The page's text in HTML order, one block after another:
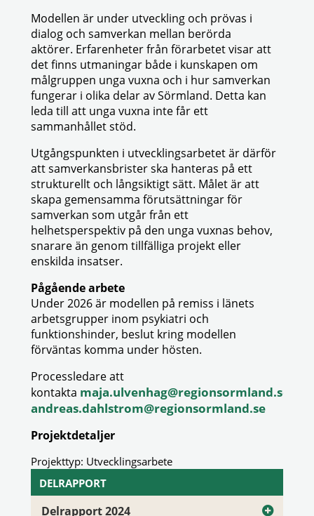
Modellen är under utveckling och prövas i
dialog och samverkan mellan berörda
aktörer. Erfarenheter från förarbetet visar att
det finns utmaningar både i kunskapen om
målgruppen unga vuxna och i hur samverkan
fungerar i olika delar av Sörmland. Detta kan
leda till att unga vuxna inte får ett
sammanhållet stöd.
Utgångspunkten i utvecklingsarbetet är därför
att samverkansbrister ska hanteras på ett
strukturellt och långsiktigt sätt. Målet är att
skapa gemensamma förutsättningar för
samverkan som utgår från ett
helhetsperspektiv på den unga vuxnas behov,
snarare än genom tillfälliga projekt eller
enskilda insatser.
Pågående arbete
Under 2026 är modellen på remiss i länets
arbetsgrupper inom psykiatri och
funktionshinder, beslut kring modellen
förväntas komma under hösten.
Processledare att
kontakta maja.ulvenhag@regionsormland.se
andreas.dahlstrom@regionsormland.se
Projektdetaljer
Projekttyp: Utvecklingsarbete
DELRAPPORT
Delrapport 2024